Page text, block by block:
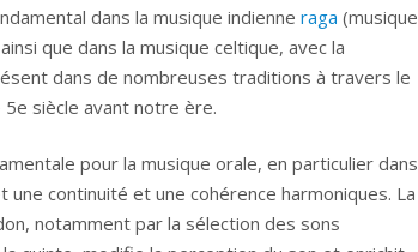
dans la musique indienne raga (musique
que dans la musique celtique, avec la
dans de nombreuses traditions à travers le
siècle avant notre ère.
pour la musique orale, en particulier dans
continuité et une cohérence harmoniques. La
notamment par la sélection des sons